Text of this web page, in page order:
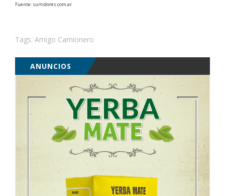
Fuente: surtidores.com.ar
Tags: Amigo Camionero
ANUNCIOS